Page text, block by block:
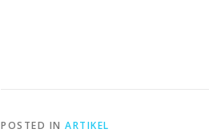
POSTED IN ARTIKEL